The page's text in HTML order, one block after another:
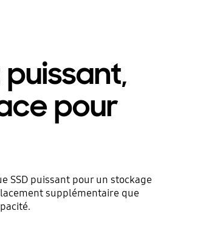
puissant,
pour
SSD puissant pour un stockage
supplémentaire que